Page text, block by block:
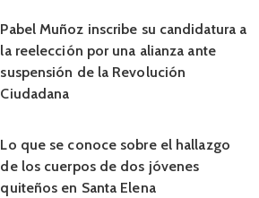
Pabel Muñoz inscribe su candidatura a
la reelección por una alianza ante
suspensión de la Revolución
Ciudadana
Lo que se conoce sobre el hallazgo
de los cuerpos de dos jóvenes
quiteños en Santa Elena